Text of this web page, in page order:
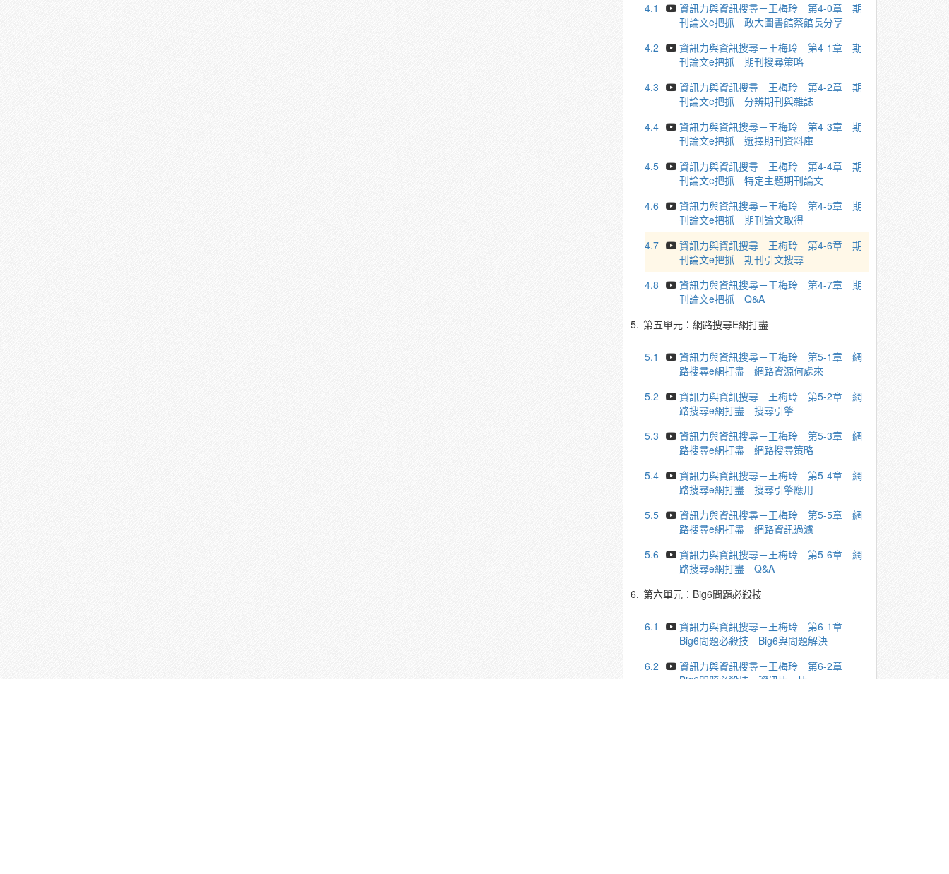
4.1
資訊力與資訊搜尋－王梅玲 第4-0章 期
刊論文e把抓 政大圖書館蔡館長分享
4.2
資訊力與資訊搜尋－王梅玲 第4-1章 期
刊論文e把抓 期刊搜尋策略
4.3
資訊力與資訊搜尋－王梅玲 第4-2章 期
刊論文e把抓 分辨期刊與雜誌
4.4
資訊力與資訊搜尋－王梅玲 第4-3章 期
刊論文e把抓 選擇期刊資料庫
4.5
資訊力與資訊搜尋－王梅玲 第4-4章 期
刊論文e把抓 特定主題期刊論文
4.6
資訊力與資訊搜尋－王梅玲 第4-5章 期
刊論文e把抓 期刊論文取得
4.7
資訊力與資訊搜尋－王梅玲 第4-6章 期
刊論文e把抓 期刊引文搜尋
4.8
資訊力與資訊搜尋－王梅玲 第4-7章 期
刊論文e把抓 Q&A
5. 第五單元：網路搜尋E網打盡
5.1
資訊力與資訊搜尋－王梅玲 第5-1章 網
路搜尋e網打盡 網路資源何處來
5.2
資訊力與資訊搜尋－王梅玲 第5-2章 網
路搜尋e網打盡 搜尋引擎
5.3
資訊力與資訊搜尋－王梅玲 第5-3章 網
路搜尋e網打盡 網路搜尋策略
5.4
資訊力與資訊搜尋－王梅玲 第5-4章 網
路搜尋e網打盡 搜尋引擎應用
5.5
資訊力與資訊搜尋－王梅玲 第5-5章 網
路搜尋e網打盡 網路資訊過濾
5.6
資訊力與資訊搜尋－王梅玲 第5-6章 網
路搜尋e網打盡 Q&A
6. 第六單元：Big6問題必殺技
6.1
資訊力與資訊搜尋－王梅玲 第6-1章
Big6問題必殺技 Big6與問題解決
6.2
資訊力與資訊搜尋－王梅玲 第6-2章
Big6問題必殺技 資訊比一比